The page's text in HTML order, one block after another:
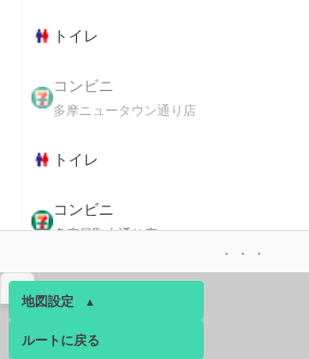
トイレ
コンビニ
多摩ニュータウン通り店
トイレ
コンビニ
多摩貝取大通り店
コンビニ
多摩永山２丁目店
絶景スポット
地図設定 ▴
ベース ▴
ルートに戻る